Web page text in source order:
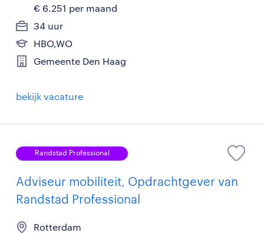
€ 6.251 per maand
34 uur
HBO,WO
Gemeente Den Haag
bekijk vacature
Randstad Professional
Adviseur mobiliteit, Opdrachtgever van
Randstad Professional
Rotterdam